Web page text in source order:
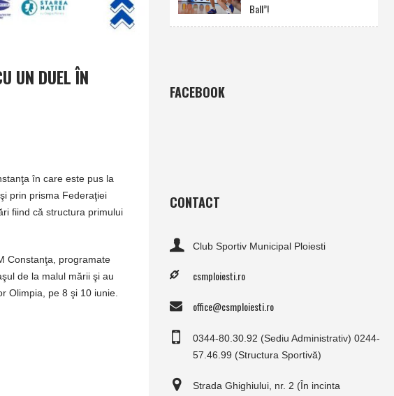
UN DUEL ÎN
în care este pus la
prin prisma Federaţiei
fiind că structura primului
Constanţa, programate
de la malul mării şi au
Olimpia, pe 8 şi 10 iunie.
Ball”!
FACEBOOK
CONTACT
Club Sportiv Municipal Ploiesti
csmploiesti.ro
office@csmploiesti.ro
0344-80.30.92 (Sediu Administrativ) 0244-
57.46.99 (Structura Sportivă)
Strada Ghighiului, nr. 2 (În incinta